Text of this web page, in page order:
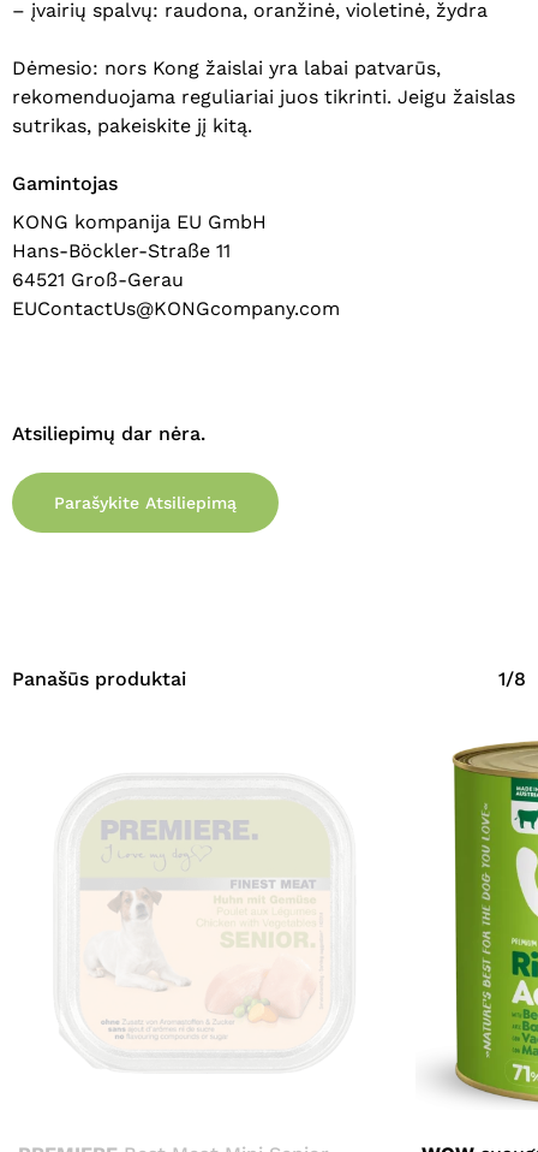
Krepšelyje nėra produktų.
– įvairių spalvų: raudona, oranžinė, violetinė, žydra
Dėmesio: nors Kong žaislai yra labai patvarūs,
rekomenduojama reguliariai juos tikrinti. Jeigu žaislas
sutrikas, pakeiskite jį kitą.
Gamintojas
KONG kompanija EU GmbH
Hans-Böckler-Straße 11
64521 Groß-Gerau
EUContactUs@KONGcompany.com
Atsiliepimų dar nėra.
Parašykite Atsiliepimą
Panašūs produktai 1/8